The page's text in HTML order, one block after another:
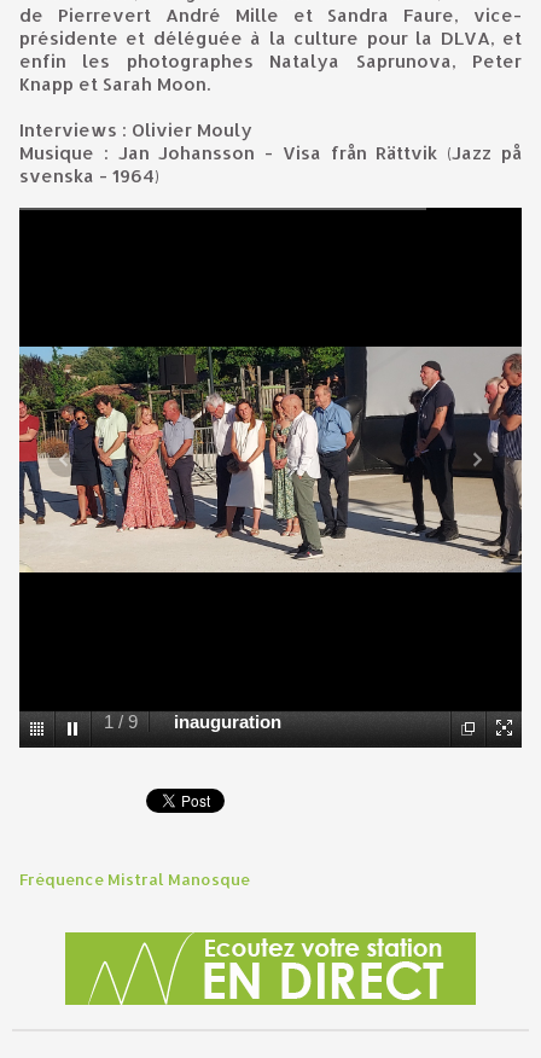
de Pierrevert André Mille et Sandra Faure, vice-
présidente et déléguée à la culture pour la DLVA, et
enfin les photographes Natalya Saprunova, Peter
Knapp et Sarah Moon.
Interviews : Olivier Mouly
Musique : Jan Johansson - Visa från Rättvik (Jazz på
svenska - 1964)
1 /9 inauguration
Fréquence Mistral Manosque